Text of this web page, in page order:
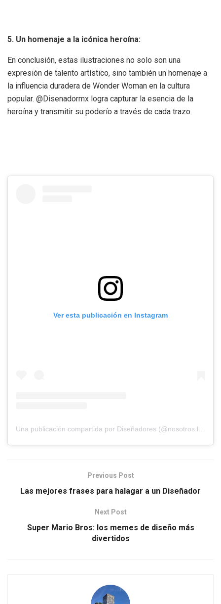
5. Un homenaje a la icónica heroína:
En conclusión, estas ilustraciones no solo son una
expresión de talento artístico, sino también un homenaje a
la influencia duradera de Wonder Woman en la cultura
popular. @Disenadormx logra capturar la esencia de la
heroína y transmitir su poderío a través de cada trazo.
Ver esta publicación en Instagram
Una publicación compartida por Diseñadores (@nosotros.los.disenadores)
Previous Post
Las mejores frases para halagar a un Diseñador
Next Post
Super Mario Bros: los memes de diseño más
divertidos